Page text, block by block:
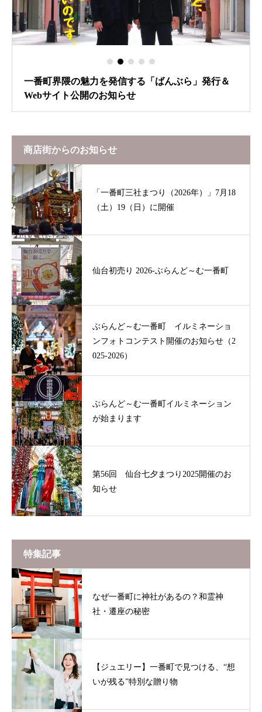
一番町界隈の魅力を発信する「ばんぶら」発行＆
Webサイト公開のお知らせ
商店街からのお知らせ
「一番町三社まつり（2026年）」7月18
（土）19（日）に開催
仙台初売り 2026-ぶらんど～む一番町
ぶらんど～む一番町 イルミネーショ
ンフォトコンテスト開催のお知らせ（2
025-2026）
ぶらんど～む一番町イルミネーション
が始まります
第56回 仙台七夕まつり2025開催のお
知らせ
特集記事
なぜ一番町に神社があるの？和霊神
社・遷座の秘密
【ジュエリー】一番町で見つける、“想
いが残る”特別な贈り物